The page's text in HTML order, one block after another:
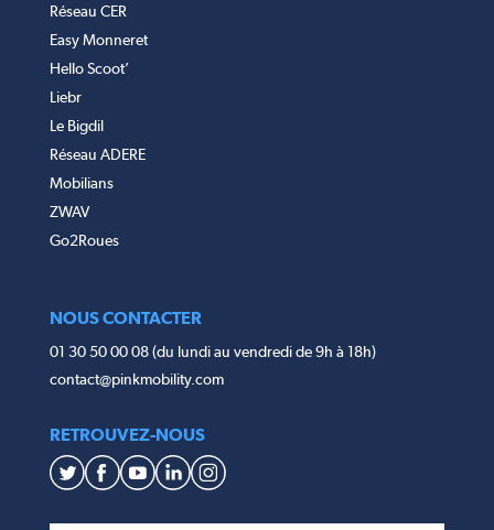
Réseau CER
Easy Monneret
Hello Scoot’
Liebr
Le Bigdil
Réseau ADERE
Mobilians
ZWAV
Go2Roues
NOUS CONTACTER
01 30 50 00 08 (du lundi au vendredi de 9h à 18h)
contact@pinkmobility.com
RETROUVEZ-NOUS